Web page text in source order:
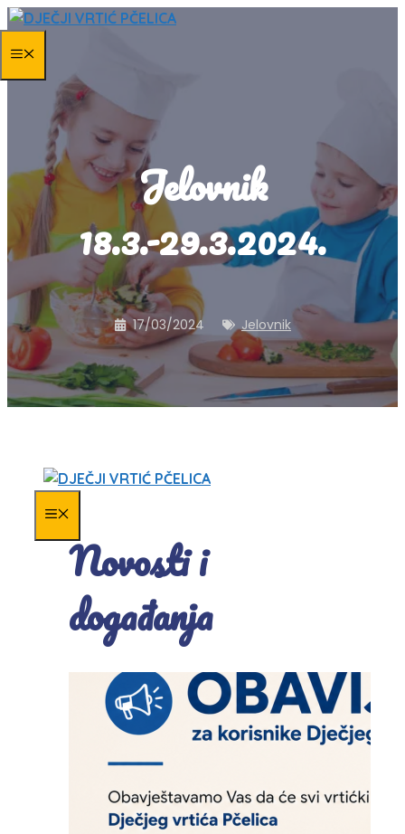
Skip
to
contentMENU
Jelovnik
18.3.-29.3.2024.
17/03/2024 Jelovnik